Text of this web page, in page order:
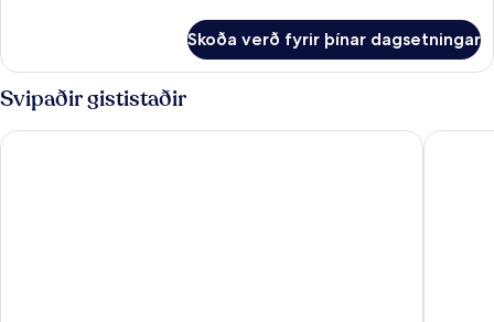
herbergi
1
rúm
Skoða verð fyrir þínar dagsetningar
Svipaðir gististaðir
Hilton Garden Inn Debrecen City Center Hotel